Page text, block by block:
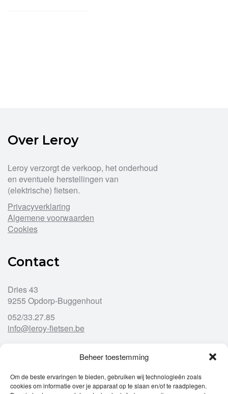
Beheer toestemming
Om de beste ervaringen te bieden, gebruiken wij technologieën zoals
cookies om informatie over je apparaat op te slaan en/of te raadplegen.
Over Leroy
Leroy verzorgt de verkoop, het onderhoud
en eventuele herstellingen van
(elektrische) fietsen.
Privacyverklaring
Algemene voorwaarden
Cookies
Contact
Dries 43
9255 Opdorp-Buggenhout
052/33.27.85
info@leroy-fietsen.be
Openingsuren
Ma
gesloten